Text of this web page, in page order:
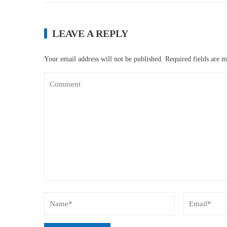
LEAVE A REPLY
Your email address will not be published. Required fields are